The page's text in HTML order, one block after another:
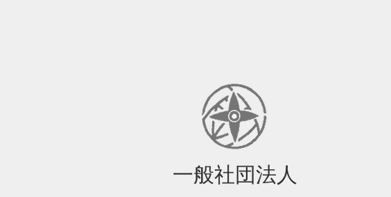
一般社団法人